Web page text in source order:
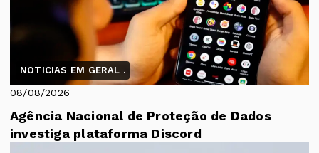
NOTICIAS EM GERAL .
08/08/2026
Agência Nacional de Proteção de Dados
investiga plataforma Discord